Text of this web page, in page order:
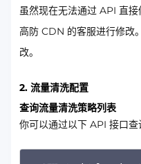
虽然现在无法通过 API 直
高防 CDN 的客服进行修改
改。
2. 流量清洗配置
查询流量清洗策略列表
你可以通过以下 API 接口查